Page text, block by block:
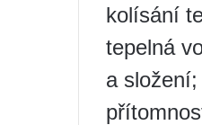
kolísání
tepelná
a složení;